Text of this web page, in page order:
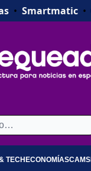
• Smartmatic•
TECH ECONOMÍASCAMS